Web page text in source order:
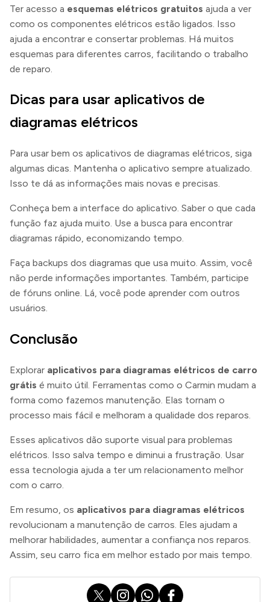
Ter acesso a esquemas elétricos gratuitos ajuda a ver
como os componentes elétricos estão ligados. Isso
ajuda a encontrar e consertar problemas. Há muitos
esquemas para diferentes carros, facilitando o trabalho
de reparo.
Dicas para usar aplicativos de
diagramas elétricos
Para usar bem os aplicativos de diagramas elétricos, siga
algumas dicas. Mantenha o aplicativo sempre atualizado.
Isso te dá as informações mais novas e precisas.
Conheça bem a interface do aplicativo. Saber o que cada
função faz ajuda muito. Use a busca para encontrar
diagramas rápido, economizando tempo.
Faça backups dos diagramas que usa muito. Assim, você
não perde informações importantes. Também, participe
de fóruns online. Lá, você pode aprender com outros
usuários.
Conclusão
Explorar aplicativos para diagramas elétricos de carro
grátis é muito útil. Ferramentas como o Carmin mudam a
forma como fazemos manutenção. Elas tornam o
processo mais fácil e melhoram a qualidade dos reparos.
Esses aplicativos dão suporte visual para problemas
elétricos. Isso salva tempo e diminui a frustração. Usar
essa tecnologia ajuda a ter um relacionamento melhor
com o carro.
Em resumo, os aplicativos para diagramas elétricos
revolucionam a manutenção de carros. Eles ajudam a
melhorar habilidades, aumentar a confiança nos reparos.
Assim, seu carro fica em melhor estado por mais tempo.
X InstagramWhatsApp
Facebook